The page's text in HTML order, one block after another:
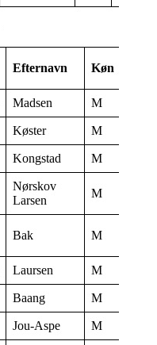
Efternavn Køn
Madsen M
Køster M
Kongstad M
Nørskov
Larsen
M
Bak M
Laursen M
Baang M
Jou-Aspe M